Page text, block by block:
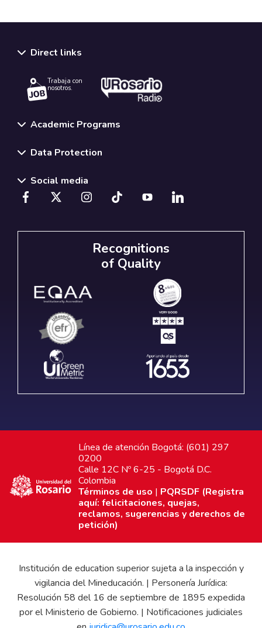
Direct links
Trabaja con
nosotros.
Academic Programs
Data Protection
Social media
Recognitions
of Quality
Línea de atención Bogotá: (601) 297
0200
Calle 12C Nº 6-25 - Bogotá D.C.
Colombia
Términos de uso | PQRSDF (Registra
aquí: felicitaciones, quejas,
reclamos, sugerencias y derechos de
petición)
Institución de education superior sujeta a la inspección y
vigilancia del Mineducación. | Personería Jurídica:
Resolución 58 del 16 de septiembre de 1895 expedida
por el Ministerio de Gobierno. | Notificaciones judiciales